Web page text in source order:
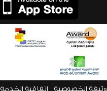
وثيقة الخصوصية اتفاقية الخدمة